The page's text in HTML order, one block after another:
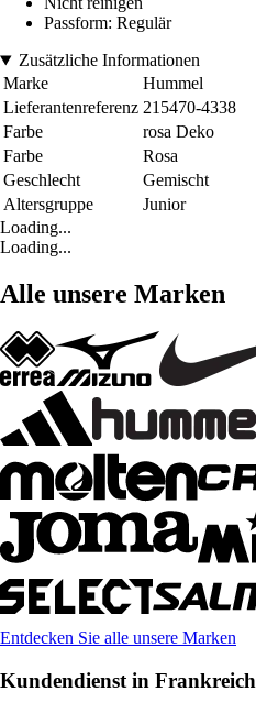
Passform: Regulär
Zusätzliche Informationen
Marke
Hummel
Lieferantenreferenz 215470-4338
Farbe
rosa Deko
Farbe
Rosa
Geschlecht
Gemischt
Altersgruppe
Junior
Loading...
Loading...
Alle unsere Marken
Entdecken Sie alle unsere Marken
Kundendienst in Frankreich